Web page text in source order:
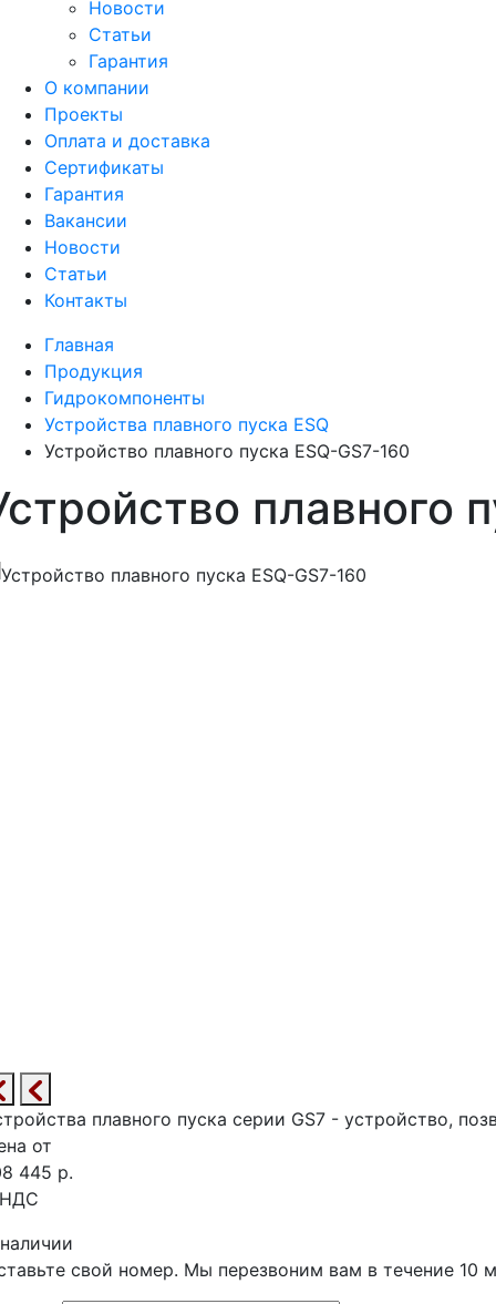
Новости
Статьи
Гарантия
О компании
Проекты
Оплата и доставка
Сертификаты
Гарантия
Вакансии
Новости
Статьи
Контакты
Главная
Продукция
Гидрокомпоненты
Устройства плавного пуска ESQ
Устройство плавного пуска ESQ-GS7-160
плавного
плавного пуска серии GS7 - устройство,
от
445 р.
свой номер. Мы перезвоним вам в течение 10